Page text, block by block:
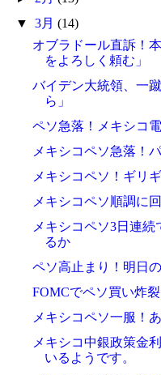
▼3月(14)
オブラドール直訴！
をよろしく頼む」
バイデン大統領、一
ら」
ペソ急落！メキシコ
メキシコペソ急落！
メキシコペソ！ギリ
メキシコペソ順調に
メキシコペソ3日連
るか
ペソ高止まり！明日
FOMCでペソ買い炸
メキシコペソ一服！
メキシコ中銀政策金
いるようです。